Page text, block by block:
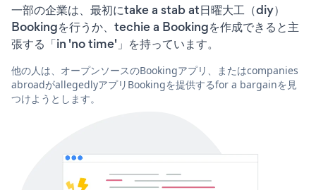
一部の企業は、最初にtake a stab at日曜大工（diy）
Bookingを行うか、techie a Bookingを作成できると主
張する「in 'no time'」を持っています。
他の人は、オープンソースのBookingアプリ、またはcompanies
abroadがallegedlyアプリBookingを提供するfor a bargainを見
つけようとします。